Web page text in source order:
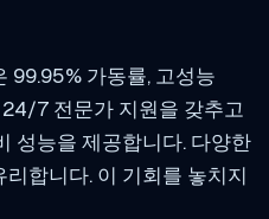
99.95% 가동률, 고성능
7 전문가 지원을 갖추고
성능을 제공합니다. 다양한
합니다. 이 기회를 놓치지